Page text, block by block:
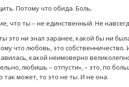
Потому что обида. Боль.
что ты – не единственный. Не
это ни знал заранее, какой бы ни
что любовь, это собственничество.
какой неимоверно
любишь – отпусти», – это, по
так может, то это не ты. И не она.